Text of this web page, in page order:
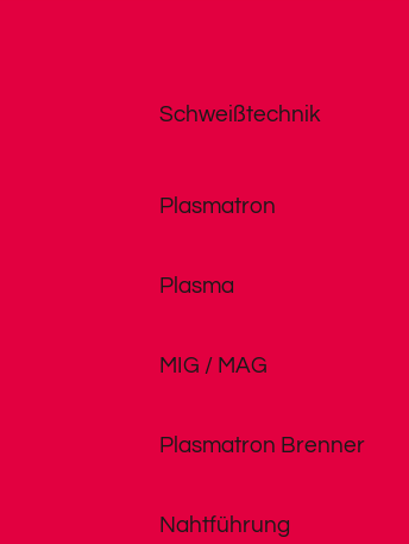
Schweißtechnik
Plasmatron
Plasma
MIG / MAG
Plasmatron Brenner
Nahtführung